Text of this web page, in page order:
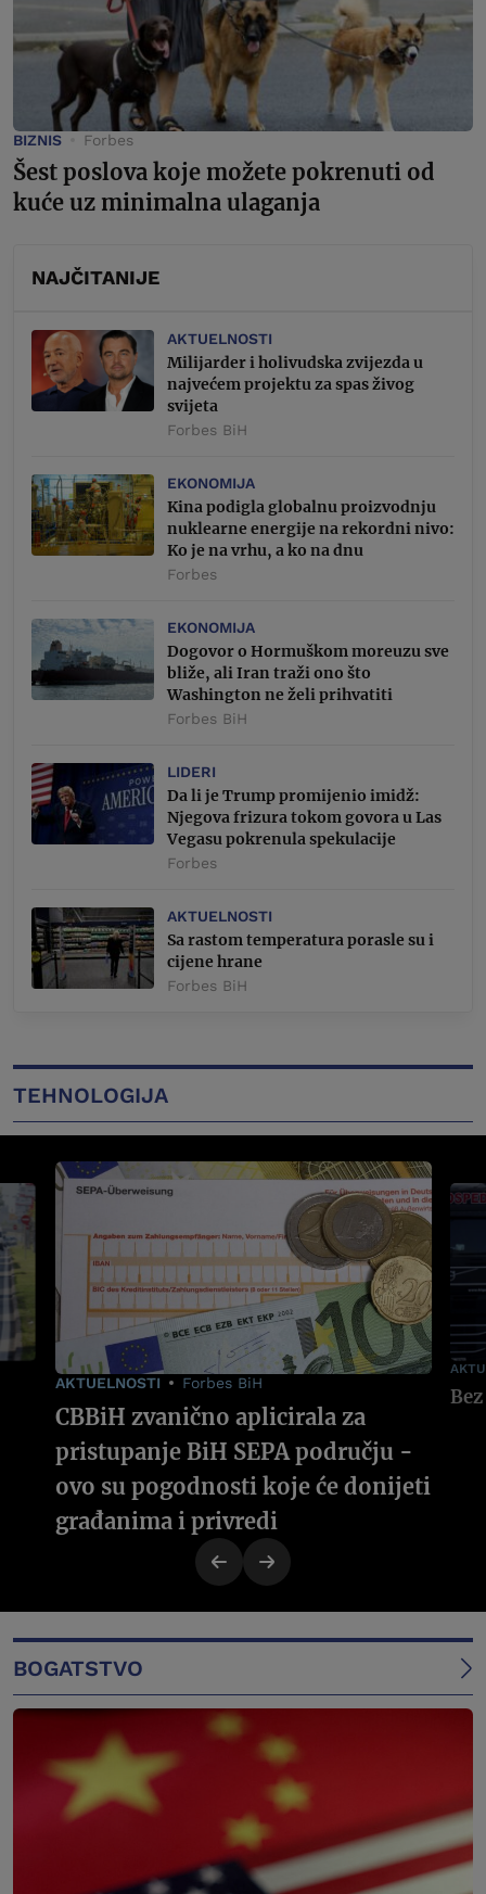
BIZNIS Forbes
Šest poslova koje možete pokrenuti od
kuće uz minimalna ulaganja
NAJČITANIJE
AKTUELNOSTI
Milijarder i holivudska zvijezda u
najvećem projektu za spas živog
svijeta
Forbes BiH
EKONOMIJA
Kina podigla globalnu proizvodnju
nuklearne energije na rekordni nivo:
Ko je na vrhu, a ko na dnu
Forbes
EKONOMIJA
Dogovor o Hormuškom moreuzu sve
bliže, ali Iran traži ono što
Washington ne želi prihvatiti
Forbes BiH
LIDERI
Da li je Trump promijenio imidž:
Njegova frizura tokom govora u Las
Vegasu pokrenula spekulacije
Forbes
AKTUELNOSTI
Sa rastom temperatura porasle su i
cijene hrane
Forbes BiH
TEHNOLOGIJA
AKTUELNOSTI Forbes BiH
CBBiH zvanično aplicirala za
pristupanje BiH SEPA području -
ovo su pogodnosti koje će donijeti
građanima i privredi
BOGATSTVO